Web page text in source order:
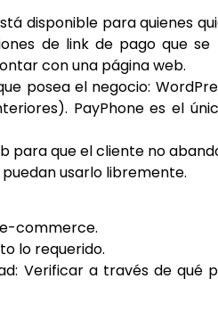
disponible para quienes
de link de pago que
con una página web.
posea el negocio:
PayPhone es el
para que el cliente no
usarlo libremente.
e-commerce.
lo requerido.
Verificar a través de qué